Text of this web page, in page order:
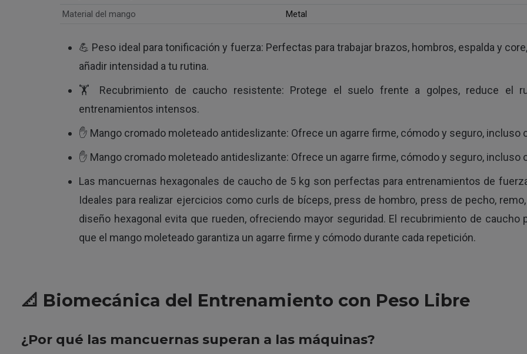
Material del mango
Metal
💪 Peso ideal para tonificación y fuerza: Perfectas para trabajar brazos, hombros, espalda y
añadir intensidad a tu rutina.
🏋️ Recubrimiento de caucho resistente: Protege el suelo frente a golpes, reduce el
entrenamientos intensos.
✋ Mango cromado moleteado antideslizante: Ofrece un agarre firme, cómodo y seguro, incluso
✋ Mango cromado moleteado antideslizante: Ofrece un agarre firme, cómodo y seguro, incluso
Las mancuernas hexagonales de caucho de 5 kg son perfectas para entrenamientos de
Ideales para realizar ejercicios como curls de bíceps, press de hombro, press de pecho,
diseño hexagonal evita que rueden, ofreciendo mayor seguridad. El recubrimiento de
que el mango moleteado garantiza un agarre firme y cómodo durante cada repetición.
📐 Biomecánica del Entrenamiento con Peso Libre
¿Por qué las mancuernas superan a las máquinas?